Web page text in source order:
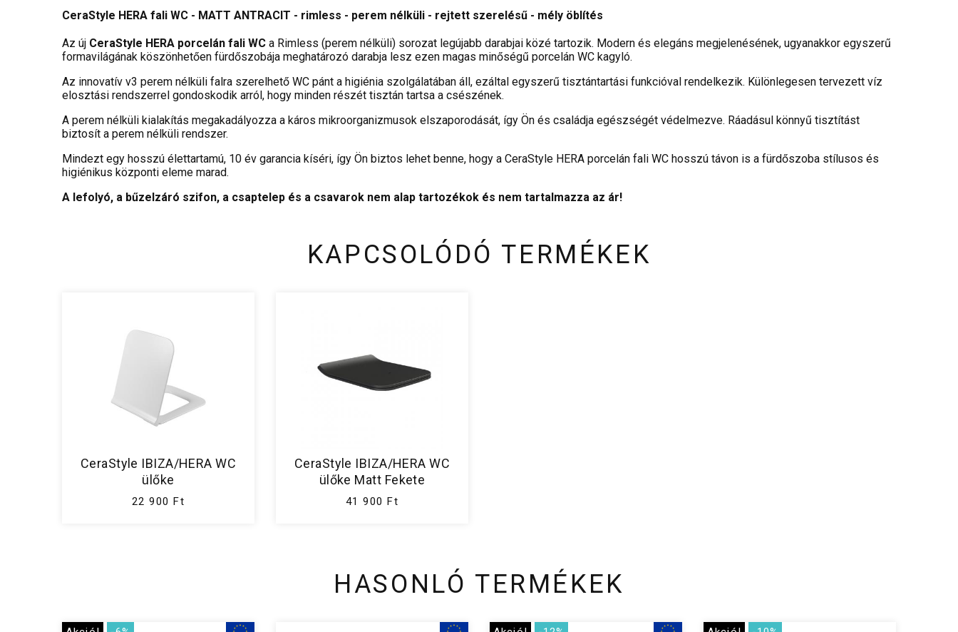
CeraStyle HERA fali WC - MATT ANTRACIT - rimless - perem nélküli - rejtett szerelésű - mély öblítés
Az új CeraStyle HERA porcelán fali WC a Rimless (perem nélküli) sorozat legújabb darabjai közé tartozik. Modern és elegáns megjelenésének, ugyanakkor egyszerű
formavilágának köszönhetően fürdőszobája meghatározó darabja lesz ezen magas minőségű porcelán WC kagyló.
Az innovatív v3 perem nélküli falra szerelhető WC pánt a higiénia szolgálatában áll, ezáltal egyszerű tisztántartási funkcióval rendelkezik. Különlegesen tervezett víz
elosztási rendszerrel gondoskodik arról, hogy minden részét tisztán tartsa a csészének.
A perem nélküli kialakítás megakadályozza a káros mikroorganizmusok elszaporodását, így Ön és családja egészségét védelmezve. Ráadásul könnyű tisztítást
biztosít a perem nélküli rendszer.
Mindezt egy hosszú élettartamú, 10 év garancia kíséri, így Ön biztos lehet benne, hogy a CeraStyle HERA porcelán fali WC hosszú távon is a fürdőszoba stílusos és
higiénikus központi eleme marad.
A lefolyó, a bűzelzáró szifon, a csaptelep és a csavarok nem alap tartozékok és nem tartalmazza az ár!
KAPCSOLÓDÓ TERMÉKEK
CeraStyle IBIZA/HERA WC
ülőke
22 900 Ft
CeraStyle IBIZA/HERA WC
ülőke Matt Fekete
41 900 Ft
HASONLÓ TERMÉKEK